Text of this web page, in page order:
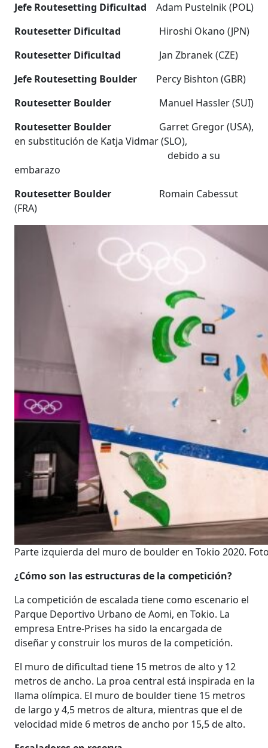
Jefe Routesetting Dificultad Adam Pustelnik (POL)
Routesetter Dificultad Hiroshi Okano (JPN)
Routesetter Dificultad Jan Zbranek (CZE)
Jefe Routesetting Boulder Percy Bishton (GBR)
Routesetter Boulder
Manuel Hassler (SUI)
Routesetter Boulder
Garret Gregor (USA),
en substitución de Katja Vidmar (SLO),
debido a su
embarazo
Routesetter Boulder Romain Cabessut
(FRA)
Parte izquierda del muro de boulder en Tokio 2020.
¿Cómo son las estructuras de la competición?
La competición de escalada tiene como escenario el
Parque Deportivo Urbano de Aomi, en Tokio. La
empresa Entre-Prises ha sido la encargada de
diseñar y construir los muros de la competición.
El muro de dificultad tiene 15 metros de alto y 12
metros de ancho. La proa central está inspirada en la
llama olímpica. El muro de boulder tiene 15 metros
de largo y 4,5 metros de altura, mientras que el de
velocidad mide 6 metros de ancho por 15,5 de alto.